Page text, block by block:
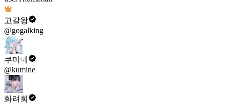
고갈왕
@gogalking
쿠미네
@kumine
화려희